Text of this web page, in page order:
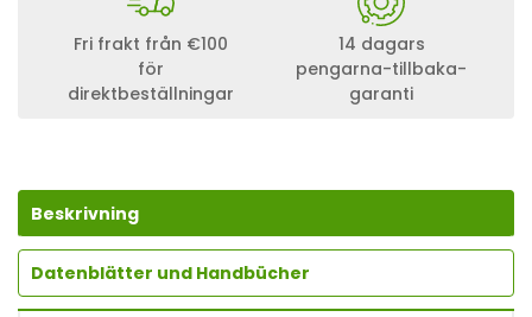
Fri frakt från €100
för
direktbeställningar
14 dagars
pengarna-tillbaka-
garanti
Beskrivning
Datenblätter und Handbücher